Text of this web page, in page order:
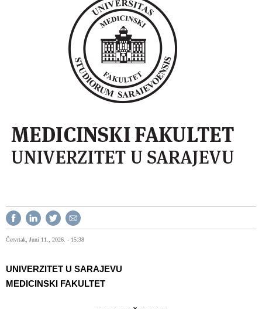
Četvrtak, Juni 11., 2026. - 15:38
UNIVERZITET U SARAJEVU
MEDICINSKI FAKULTET